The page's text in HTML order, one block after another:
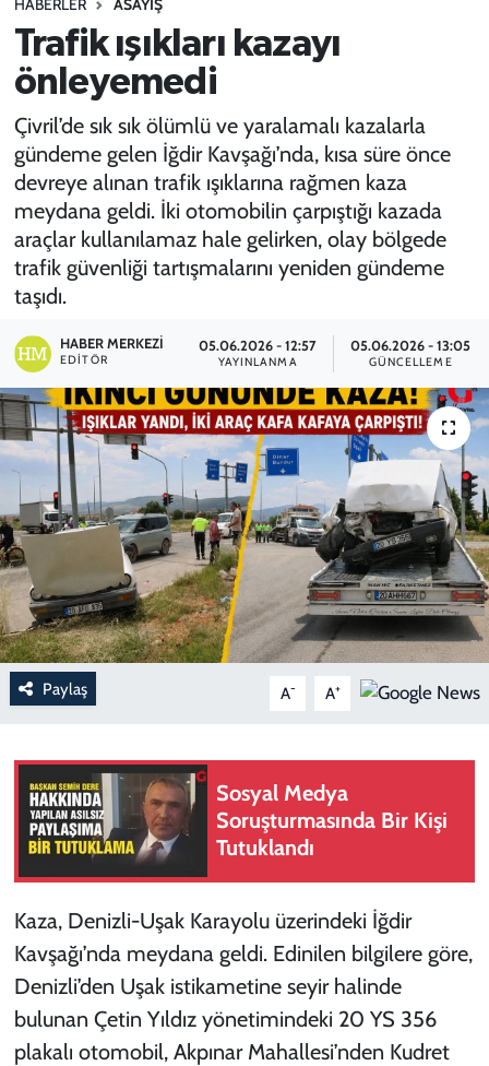
HABERLER ASAYİŞ
Trafik ışıkları kazayı
önleyemedi
Çivril’de sık sık ölümlü ve yaralamalı kazalarla
gündeme gelen İğdir Kavşağı’nda, kısa süre önce
devreye alınan trafik ışıklarına rağmen kaza
meydana geldi. İki otomobilin çarpıştığı kazada
araçlar kullanılamaz hale gelirken, olay bölgede
trafik güvenliği tartışmalarını yeniden gündeme
taşıdı.
HABER MERKEZI
EDITÖR
05.06.2026 - 12:57
YAYINLANMA
05.06.2026 - 13:05
GÜNCELLEME
Paylaş A- A+
Sosyal Medya
Soruşturmasında Bir Kişi
Tutuklandı
Kaza, Denizli-Uşak Karayolu üzerindeki İğdir
Kavşağı’nda meydana geldi. Edinilen bilgilere göre,
Denizli’den Uşak istikametine seyir halinde
bulunan Çetin Yıldız yönetimindeki 20 YS 356
plakalı otomobil, Akpınar Mahallesi’nden Kudret
SPOR
TEKNOLOJİ
YAŞAM